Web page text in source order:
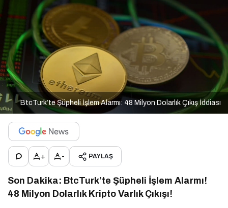
BtcTurk’te Şüpheli İşlem Alarmı: 48 Milyon Dolarlık Çıkış İddiası
+ - PAYLAŞ
Son Dakika: BtcTurk’te Şüpheli İşlem Alarmı!
48 Milyon Dolarlık Kripto Varlık Çıkışı!